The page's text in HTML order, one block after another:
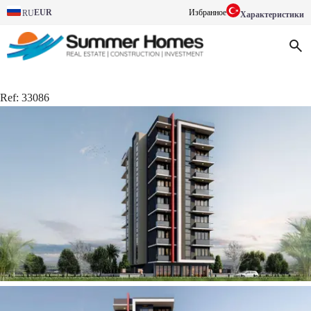
RUEUR Избранное Характеристики
Ref: 33086